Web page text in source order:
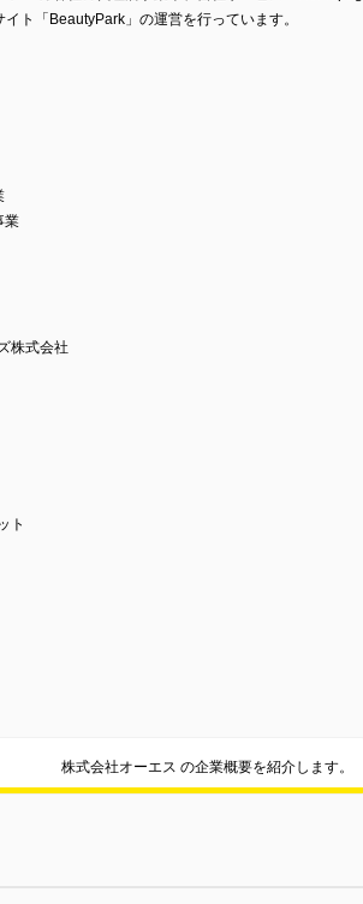
ト「BeautyPark」の運営を行っています。
業
株式会社
ト
株式会社オーエス の企業概要を紹介します。